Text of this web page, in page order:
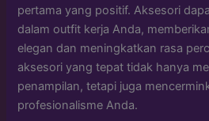
pertama yang positif. Aksesori
dalam outfit kerja Anda,
elegan dan meningkatkan rasa
aksesori yang tepat tidak hanya
penampilan, tetapi juga
profesionalisme Anda.